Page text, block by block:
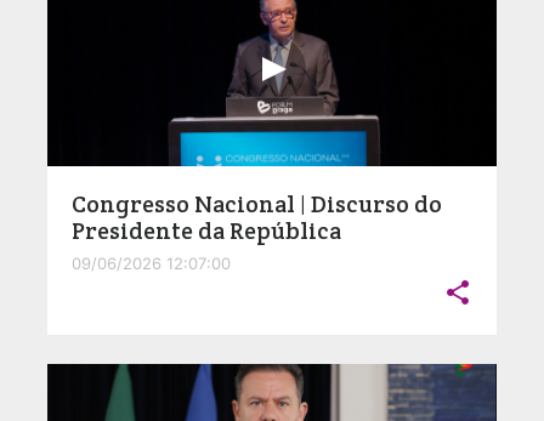
Congresso Nacional | Discurso do
Presidente da República
09/06/2026 12:07:00
